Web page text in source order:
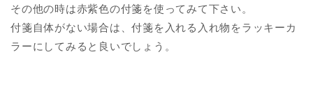
その他の時は赤紫色の付箋を使ってみて下さい。
付箋自体がない場合は、付箋を入れる入れ物をラッキーカ
ラーにしてみると良いでしょう。